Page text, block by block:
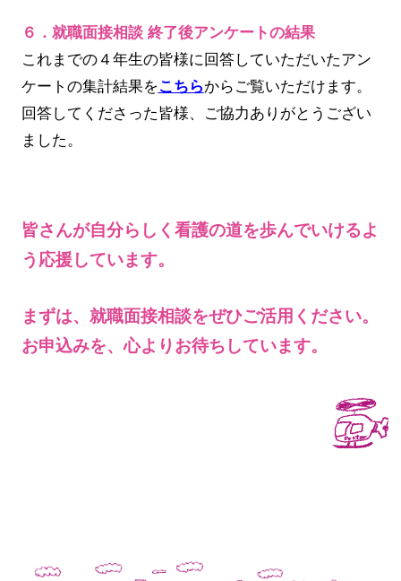
６．就職面接相談 終了後アンケートの結果
これまでの４年生の皆様に回答していただいたアン
ケートの集計結果をこちらからご覧いただけます。
回答してくださった皆様、ご協力ありがとうござい
ました。
皆さんが自分らしく看護の道を歩んでいけるよ
う応援しています。
まずは、就職面接相談をぜひご活用ください。
お申込みを、心よりお待ちしています。